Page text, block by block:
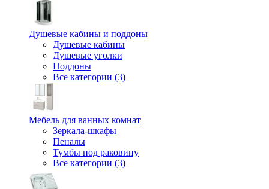
Душевые кабины и поддоны
Душевые кабины
Душевые уголки
Поддоны
Все категории (3)
Мебель для ванных комнат
Зеркала-шкафы
Пеналы
Тумбы под раковину
Все категории (3)